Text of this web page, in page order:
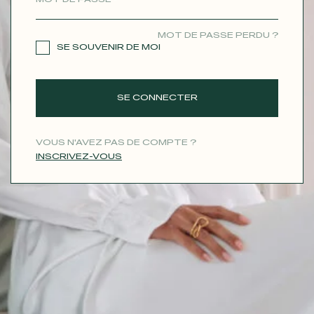
MOT DE PASSE PERDU ?
SE SOUVENIR DE MOI
SE CONNECTER
VOUS N'AVEZ PAS DE COMPTE ?
INSCRIVEZ-VOUS